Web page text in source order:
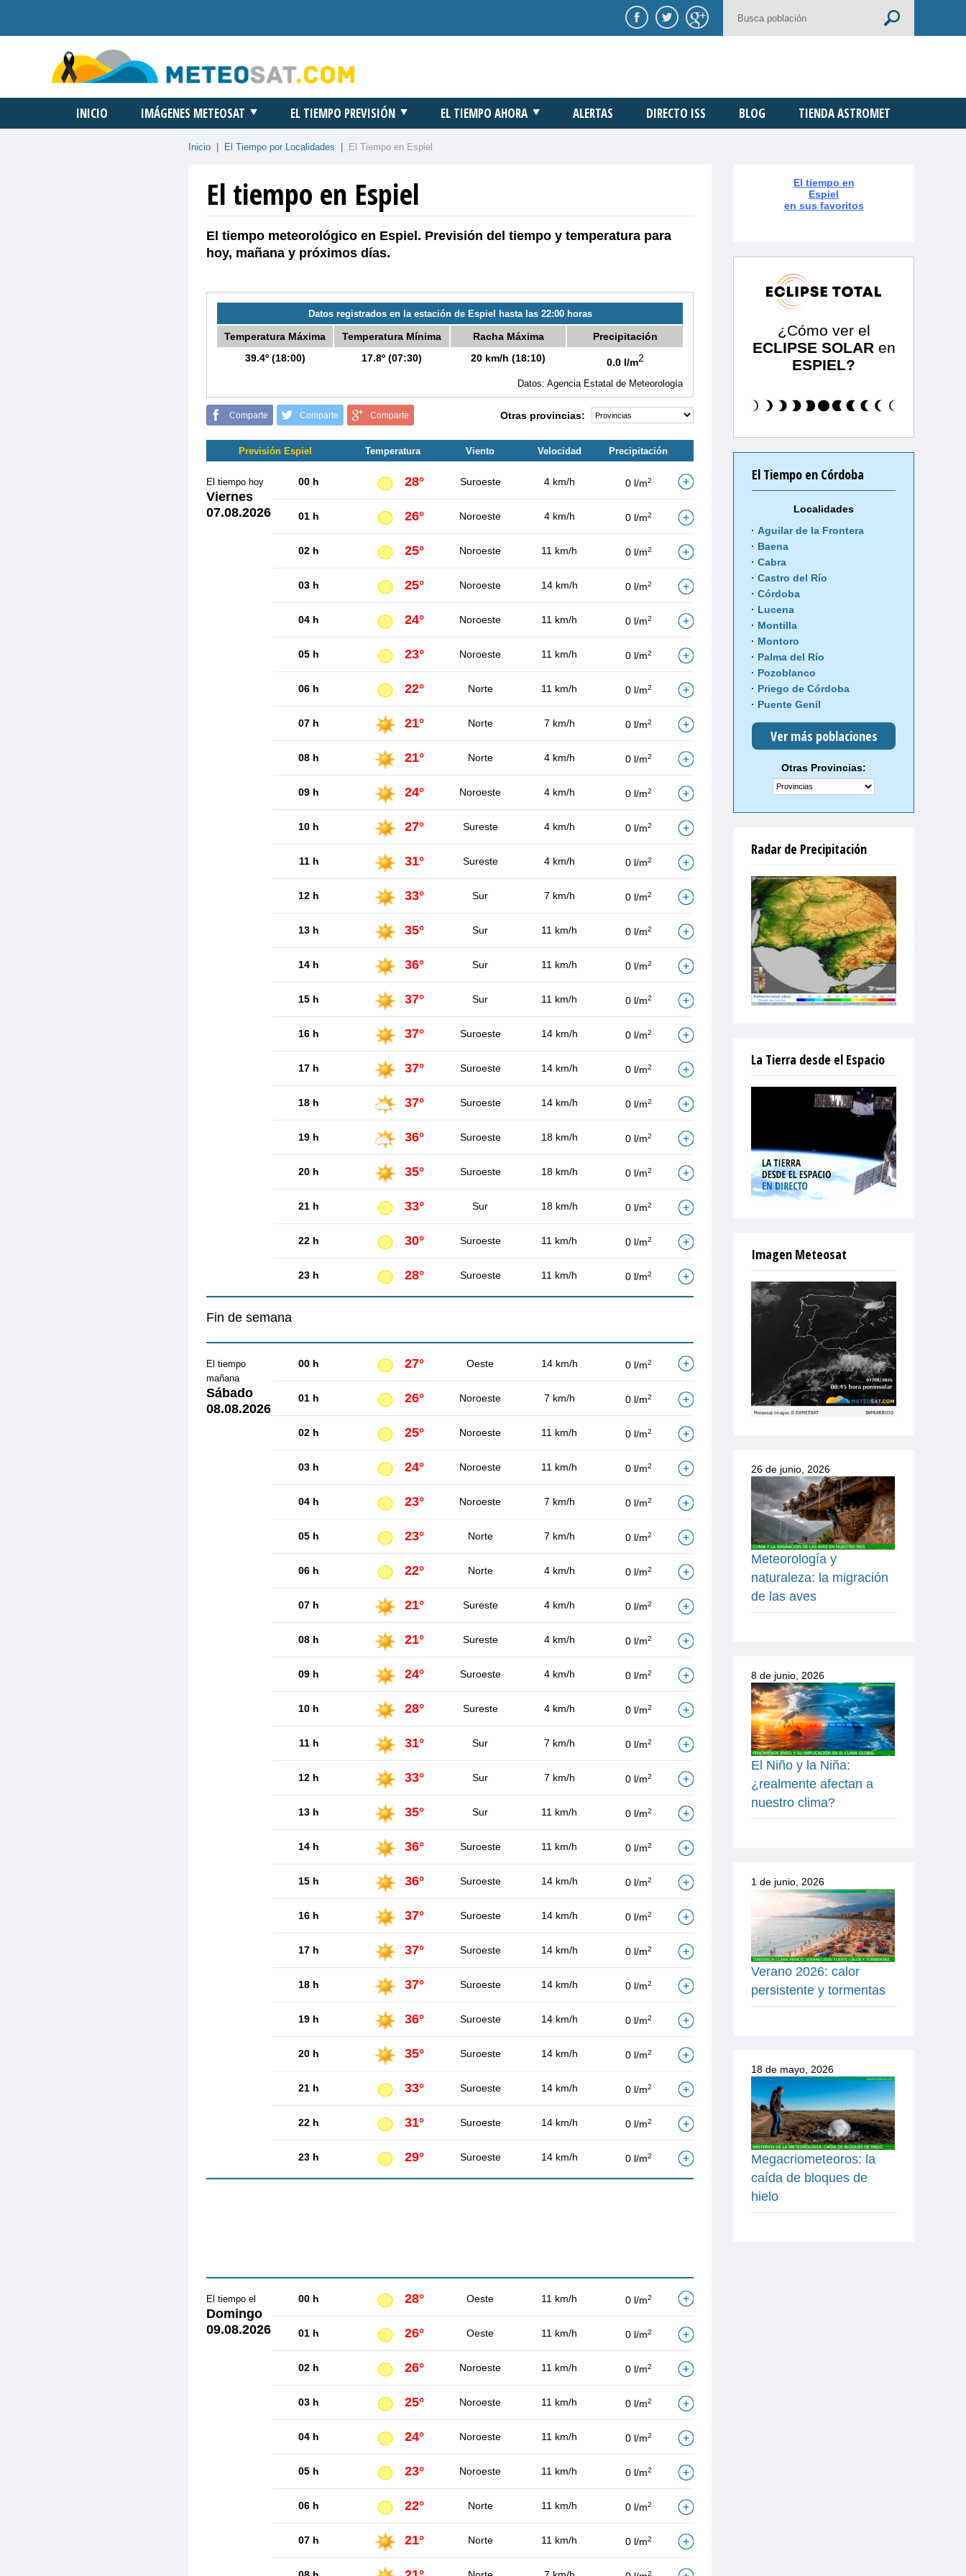
INICIO IMÁGENES METEOSAT EL TIEMPO PREVISIÓN EL TIEMPO AHORA ALERTAS DIRECTO ISS BLOG TIENDA ASTROMET
Inicio El Tiempo por Localidades El Tiempo en Espiel
El tiempo en Espiel
El tiempo meteorológico en Espiel. Previsión del tiempo y temperatura para
hoy, mañana y próximos días.
Datos registrados en la estación de Espiel hasta las 22:00 horas
Temperatura Máxima
39.4º (18:00)
Temperatura Mínima
17.8º (07:30)
Racha Máxima
20 km/h (18:10)
Precipitación
0.0 l/m2
Datos: Agencia Estatal de Meteorología
Comparte Comparte Comparte Otras provincias:
Previsión Espiel Temperatura Viento Velocidad Precipitación
El tiempo hoy
Viernes
07.08.2026
00 h 28° Suroeste 4 km/h 0 l/m2
01 h 26° Noroeste 4 km/h 0 l/m2
02 h 25° Noroeste 11 km/h 0 l/m2
03 h 25° Noroeste 14 km/h 0 l/m2
04 h 24° Noroeste 11 km/h 0 l/m2
05 h 23° Noroeste 11 km/h 0 l/m2
06 h 22° Norte 11 km/h 0 l/m2
07 h 21° Norte 7 km/h 0 l/m2
08 h 21° Norte 4 km/h 0 l/m2
09 h 24° Noroeste 4 km/h 0 l/m2
10 h 27° Sureste 4 km/h 0 l/m2
11 h 31° Sureste 4 km/h 0 l/m2
12 h 33° Sur 7 km/h 0 l/m2
13 h 35° Sur 11 km/h 0 l/m2
14 h 36° Sur 11 km/h 0 l/m2
15 h 37° Sur 11 km/h 0 l/m2
16 h 37° Suroeste 14 km/h 0 l/m2
17 h 37° Suroeste 14 km/h 0 l/m2
18 h 37° Suroeste 14 km/h 0 l/m2
19 h 36° Suroeste 18 km/h 0 l/m2
20 h 35° Suroeste 18 km/h 0 l/m2
21 h 33° Sur 18 km/h 0 l/m2
22 h 30° Suroeste 11 km/h 0 l/m2
23 h 28° Suroeste 11 km/h 0 l/m2
Fin de semana
El tiempo
mañana
Sábado
08.08.2026
00 h 27° Oeste 14 km/h 0 l/m2
01 h 26° Noroeste 7 km/h 0 l/m2
02 h 25° Noroeste 11 km/h 0 l/m2
03 h 24° Noroeste 11 km/h 0 l/m2
04 h 23° Noroeste 7 km/h 0 l/m2
05 h 23° Norte 7 km/h 0 l/m2
06 h 22° Norte 4 km/h 0 l/m2
07 h 21° Sureste 4 km/h 0 l/m2
08 h 21° Sureste 4 km/h 0 l/m2
09 h 24° Suroeste 4 km/h 0 l/m2
10 h 28° Sureste 4 km/h 0 l/m2
11 h 31° Sur 7 km/h 0 l/m2
12 h 33° Sur 7 km/h 0 l/m2
13 h 35° Sur 11 km/h 0 l/m2
14 h 36° Suroeste 11 km/h 0 l/m2
15 h 36° Suroeste 14 km/h 0 l/m2
16 h 37° Suroeste 14 km/h 0 l/m2
17 h 37° Suroeste 14 km/h 0 l/m2
18 h 37° Suroeste 14 km/h 0 l/m2
19 h 36° Suroeste 14 km/h 0 l/m2
20 h 35° Suroeste 14 km/h 0 l/m2
21 h 33° Suroeste 14 km/h 0 l/m2
22 h 31° Suroeste 14 km/h 0 l/m2
23 h 29° Suroeste 14 km/h 0 l/m2
El tiempo el
Domingo
09.08.2026
00 h 28° Oeste 11 km/h 0 l/m2
01 h 26° Oeste 11 km/h 0 l/m2
02 h 26° Noroeste 11 km/h 0 l/m2
03 h 25° Noroeste 11 km/h 0 l/m2
04 h 24° Noroeste 11 km/h 0 l/m2
05 h 23° Noroeste 11 km/h 0 l/m2
06 h 22° Norte 11 km/h 0 l/m2
07 h 21° Norte 11 km/h 0 l/m2
2
El tiempo en
Espiel
en sus favoritos
¿Cómo ver el
ECLIPSE SOLAR en
ESPIEL?
El Tiempo en Córdoba
Localidades
Aguilar de la Frontera
Baena
Cabra
Castro del Río
Córdoba
Lucena
Montilla
Montoro
Palma del Río
Pozoblanco
Priego de Córdoba
Puente Genil
Ver más poblaciones
Otras Provincias:
Radar de Precipitación
La Tierra desde el Espacio
Imagen Meteosat
26 de junio, 2026
Meteorología y
naturaleza: la migración
de las aves
8 de junio, 2026
El Niño y la Niña:
¿realmente afectan a
nuestro clima?
1 de junio, 2026
Verano 2026: calor
persistente y tormentas
18 de mayo, 2026
Megacriometeoros: la
caída de bloques de
hielo